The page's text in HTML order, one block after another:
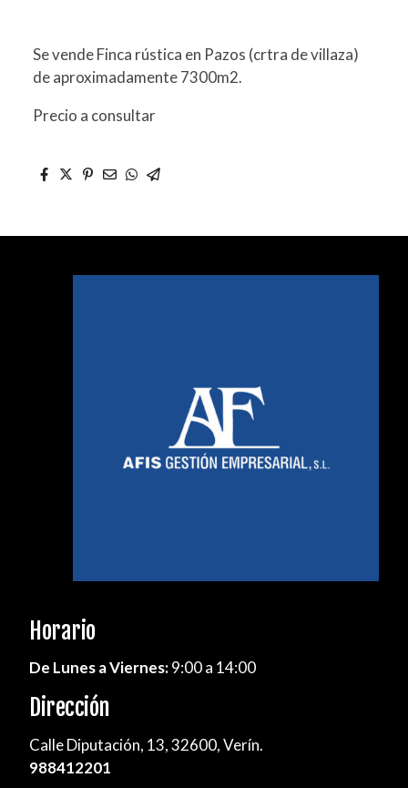
Se vende Finca rústica en Pazos (crtra de villaza)
de aproximadamente 7300m2.
Precio a consultar
Horario
De Lunes a Viernes:9:00 a 14:00
Dirección
Calle Diputación, 13, 32600, Verín.
988412201